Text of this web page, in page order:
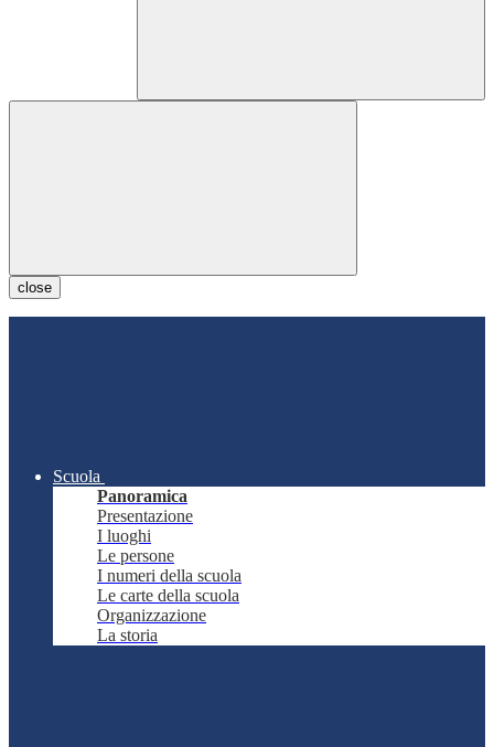
close
Scuola
Panoramica
Presentazione
I luoghi
Le persone
I numeri della scuola
Le carte della scuola
Organizzazione
La storia